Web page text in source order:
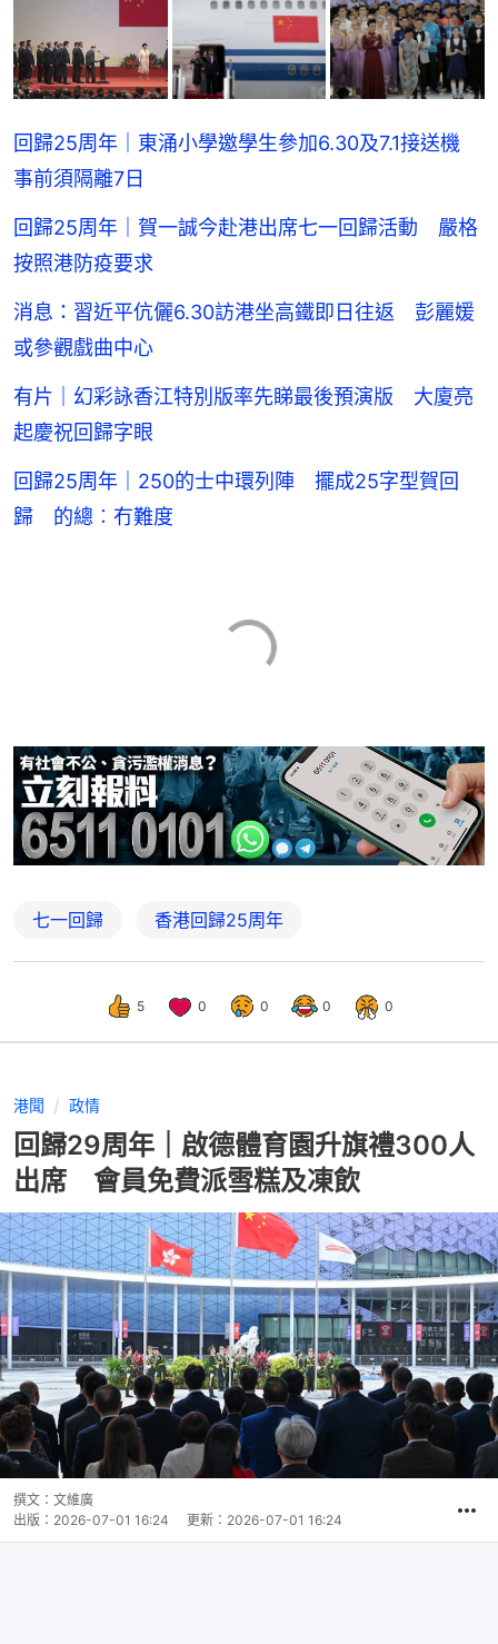
回歸25周年｜東涌小學邀學生參加6.30及7.1接送機
事前須隔離7日
回歸25周年｜賀一誠今赴港出席七一回歸活動 嚴格
按照港防疫要求
消息：習近平伉儷6.30訪港坐高鐵即日往返 彭麗媛
或參觀戲曲中心
有片｜幻彩詠香江特別版率先睇最後預演版 大廈亮
起慶祝回歸字眼
回歸25周年｜250的士中環列陣 擺成25字型賀回
歸 的總︰冇難度
七一回歸 香港回歸25周年
5 0 0 0 0
港聞 政情
回歸29周年｜啟德體育園升旗禮300人
出席 會員免費派雪糕及凍飲
撰文： 文維廣
出版： 2026-07-01 16:24 更新： 2026-07-01 16:24